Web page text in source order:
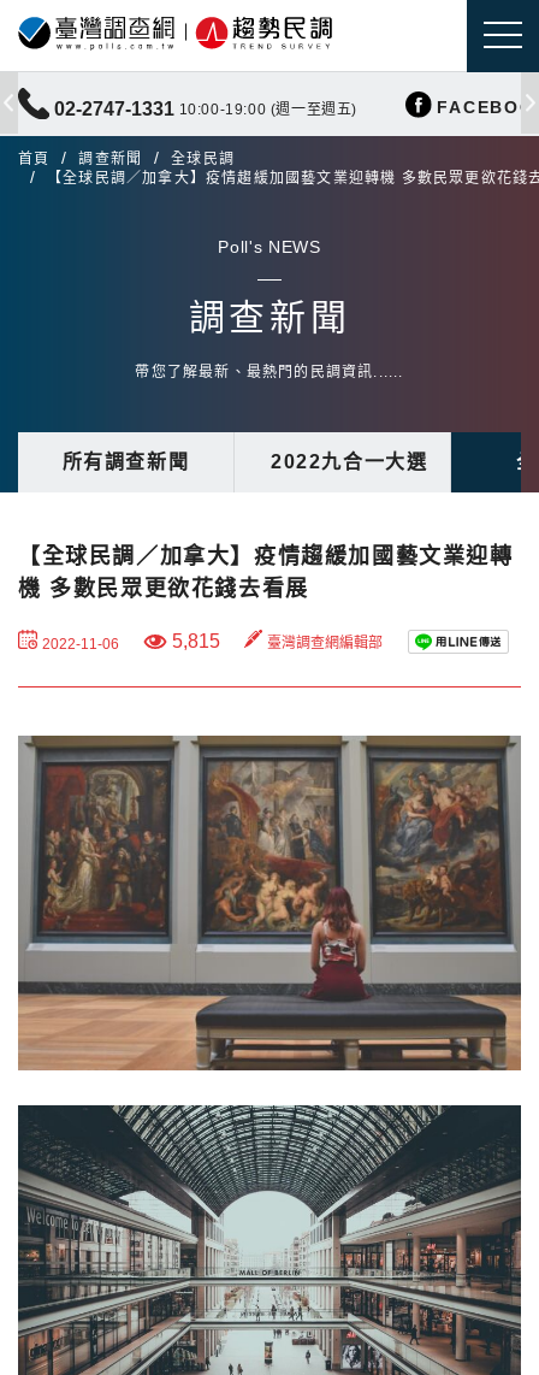
02-2747-1331 10:00-19:00 (週一至週五)
首頁 調查新聞
全球民調
【全球民調／加拿大】疫情趨緩加國藝文業迎轉機 多數民眾更欲花錢
Poll's NEWS
調查新聞
帶您了解最新、最熱門的民調資訊......
所有調查新聞 2022九合一大選
【全球民調／加拿大】疫情趨緩加國藝文業迎轉
機 多數民眾更欲花錢去看展
2022-11-06 5,815 臺灣調查網編輯部